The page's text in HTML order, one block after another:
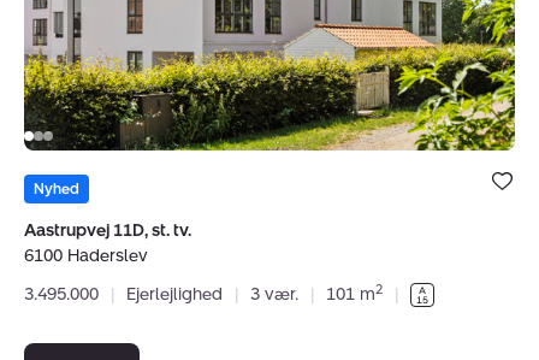
Haderslev
Bolig er
under dine
Nyhed
Aastrupvej 11D, st. tv.
6100 Haderslev
3.495.000
| Ejerlejlighed | 3 vær. | 101 m2 |